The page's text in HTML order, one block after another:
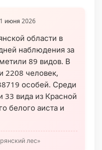
1 июня 2026
области в
наблюдения за
89 видов. В
2208 человек,
особей. Среди
вида из Красной
белого аиста и
лес»